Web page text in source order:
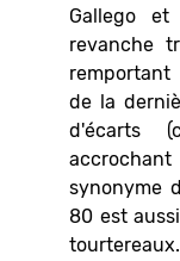
Gallego
revanche
remportant
de la
d'écarts
synonyme
80 est